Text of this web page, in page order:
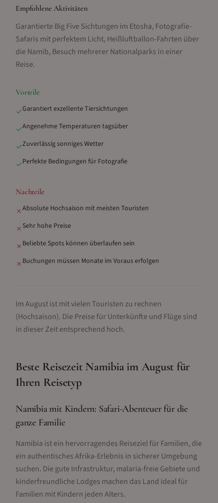
Empfohlene Aktivitäten
Garantierte Big Five Sichtungen im Etosha, Fotografie-
Safaris mit perfektem Licht, Heißluftballon-Fahrten über
die Namib, Besuch mehrerer Nationalparks in einer
Reise.
Vorteile
✓Garantiert exzellente Tiersichtungen
✓Angenehme Temperaturen tagsüber
✓Zuverlässig sonniges Wetter
✓Perfekte Bedingungen für Fotografie
Nachteile
✗Absolute Hochsaison mit meisten Touristen
✗ Sehr hohe Preise
✗ Beliebte Spots können überlaufen sein
✗ Buchungen müssen Monate im Voraus erfolgen
Im August ist mit vielen Touristen zu rechnen
(Hochsaison). Die Preise für Unterkünfte und Flüge sind
in dieser Zeit entsprechend hoch.
Beste Reisezeit Namibiaim August für
Ihren Reisetyp
Namibia mit Kindern: Safari-Abenteuer für die
ganze Familie
Namibia ist ein hervorragendes Reiseziel für Familien, die
ein authentisches Afrika-Erlebnis in sicherer Umgebung
suchen. Die gute Infrastruktur, malaria-freie Gebiete und
kinderfreundliche Lodges machen das Land ideal für
Familien mit Kindern jeden Alters.